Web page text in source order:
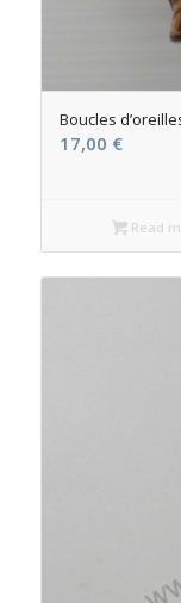
Boucles
17,00 €
Read